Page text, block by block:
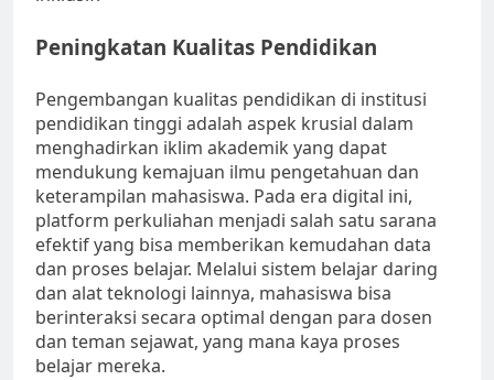
Peningkatan Kualitas Pendidikan
Pengembangan kualitas pendidikan di institusi
pendidikan tinggi adalah aspek krusial dalam
menghadirkan iklim akademik yang dapat
mendukung kemajuan ilmu pengetahuan dan
keterampilan mahasiswa. Pada era digital ini,
platform perkuliahan menjadi salah satu sarana
efektif yang bisa memberikan kemudahan data
dan proses belajar. Melalui sistem belajar daring
dan alat teknologi lainnya, mahasiswa bisa
berinteraksi secara optimal dengan para dosen
dan teman sejawat, yang mana kaya proses
belajar mereka.